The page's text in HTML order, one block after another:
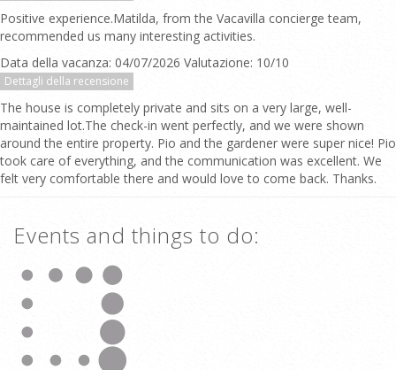
Positive experience.Matilda, from the Vacavilla concierge team,
recommended us many interesting activities.
Data della vacanza: 04/07/2026 Valutazione: 10/10
Dettagli della recensione
The house is completely private and sits on a very large, well-
maintained lot.The check-in went perfectly, and we were shown
around the entire property. Pio and the gardener were super nice! Pio
took care of everything, and the communication was excellent. We
felt very comfortable there and would love to come back. Thanks.
Events and things to do: